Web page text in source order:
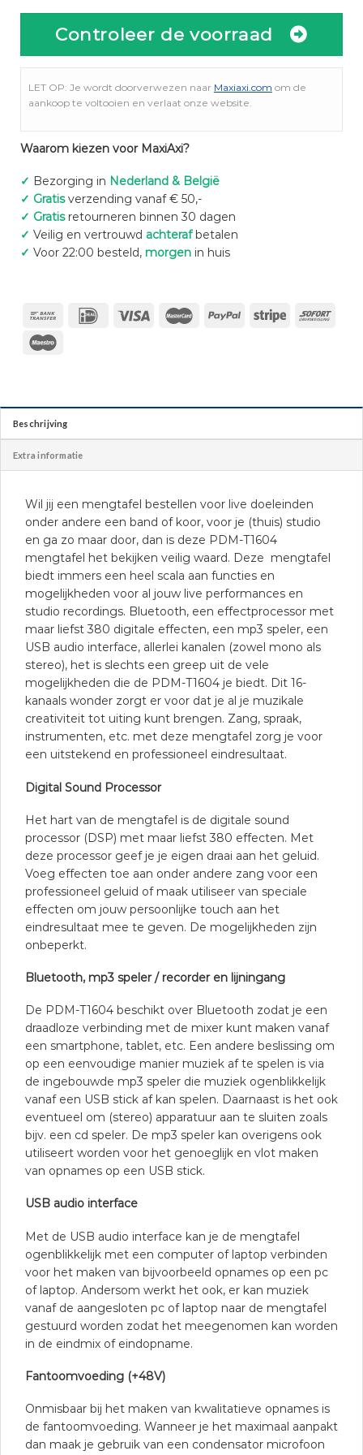
Controleer de voorraad
LET OP: Je wordt doorverwezen naar Maxiaxi.com om de
aankoop te voltooien en verlaat onze website.
Waarom kiezen voor MaxiAxi?
✓ Bezorging in Nederland & België
✓ Gratisverzending vanaf € 50,-
✓ Gratisretourneren binnen 30 dagen
✓ Veilig en vertrouwd achterafbetalen
✓ Voor 22:00 besteld, morgenin huis
Beschrijving
Extra informatie
Wil jij een mengtafel bestellen voor live doeleinden
onder andere een band of koor, voor je (thuis) studio
en ga zo maar door, dan is deze PDM-T1604
mengtafel het bekijken veilig waard. Deze mengtafel
biedt immers een heel scala aan functies en
mogelijkheden voor al jouw live performances en
studio recordings. Bluetooth, een effectprocessor met
maar liefst 380 digitale effecten, een mp3 speler, een
USB audio interface, allerlei kanalen (zowel mono als
stereo), het is slechts een greep uit de vele
mogelijkheden die de PDM-T1604 je biedt. Dit 16-
kanaals wonder zorgt er voor dat je al je muzikale
creativiteit tot uiting kunt brengen. Zang, spraak,
instrumenten, etc. met deze mengtafel zorg je voor
een uitstekend en professioneel eindresultaat.
Digital Sound Processor
Het hart van de mengtafel is de digitale sound
processor (DSP) met maar liefst 380 effecten. Met
deze processor geef je je eigen draai aan het geluid.
Voeg effecten toe aan onder andere zang voor een
professioneel geluid of maak utiliseer van speciale
effecten om jouw persoonlijke touch aan het
eindresultaat mee te geven. De mogelijkheden zijn
onbeperkt.
Bluetooth, mp3 speler / recorder en lijningang
De PDM-T1604 beschikt over Bluetooth zodat je een
draadloze verbinding met de mixer kunt maken vanaf
een smartphone, tablet, etc. Een andere beslissing om
op een eenvoudige manier muziek af te spelen is via
de ingebouwde mp3 speler die muziek ogenblikkelijk
vanaf een USB stick af kan spelen. Daarnaast is het ook
eventueel om (stereo) apparatuur aan te sluiten zoals
bijv. een cd speler. De mp3 speler kan overigens ook
utiliseert worden voor het genoeglijk en vlot maken
van opnames op een USB stick.
USB audio interface
Met de USB audio interface kan je de mengtafel
ogenblikkelijk met een computer of laptop verbinden
voor het maken van bijvoorbeeld opnames op een pc
of laptop. Andersom werkt het ook, er kan muziek
vanaf de aangesloten pc of laptop naar de mengtafel
gestuurd worden zodat het meegenomen kan worden
in de eindmix of eindopname.
Fantoomvoeding (+48V)
Onmisbaar bij het maken van kwalitatieve opnames is
de fantoomvoeding. Wanneer je het maximaal aanpakt
dan maak je gebruik van een condensator microfoon